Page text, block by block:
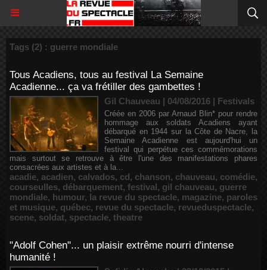
Tags (2) : guerre mondiale
Tous Acadiens, tous au festival La Semaine
Acadienne... ça va frétiller des gambettes !
Gil Chauveau | 04/08/2016 | Festivals
Créée en 2006 par Arnaud Blin* pour rendre
hommage aux soldats Acadiens ayant
débarqué en 1944 sur la Côte de Nacre, la
Semaine Acadienne est aujourd'hui un
festival qui perpétue ces commémorations
mais surtout se retrouve à être l'une des manifestations phares
consacrées aux artistes et à la...
acadie, acadien, calvados, cd, chanson, chauveau, comédie,
courseulles, débarquement, festival, gil chauveau, guerre
mondiale, humour, la revue du spectacle, magazine, paroles
et musique, québec, revue du spectacle, revueduspectacle,
scene, soldat, spectacle, theatre
"Adolf Cohen"... un plaisir extrême nourri d'intense
humanité !